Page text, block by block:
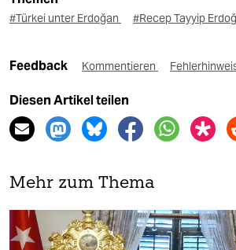
#Türkei unter Erdoğan #Recep Tayyip
Feedback Kommentieren
Diesen Artikel teilen
Mehr zum Thema